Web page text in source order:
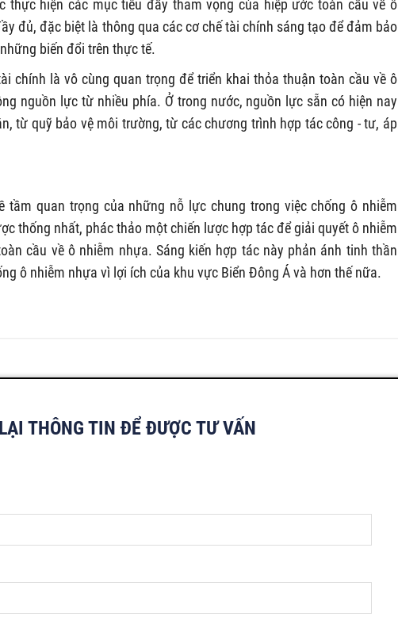
thực hiện các mục tiêu đầy tham vọng của hiệp ước toàn cầu về ô
đủ, đặc biệt là thông qua các cơ chế tài chính sáng tạo để đảm bảo
biến đổi trên thực tế.
chính là vô cùng quan trọng để triển khai thỏa thuận toàn cầu về ô
nguồn lực từ nhiều phía. Ở trong nước, nguồn lực sẵn có hiện nay
từ quỹ bảo vệ môi trường, từ các chương trình hợp tác công - tư, áp
quan trọng của những nỗ lực chung trong việc chống ô nhiễm
thống nhất, phác thảo một chiến lược hợp tác để giải quyết ô nhiễm
cầu về ô nhiễm nhựa. Sáng kiến hợp tác này phản ánh tinh thần
ô nhiễm nhựa vì lợi ích của khu vực Biển Đông Á và hơn thế nữa.
THÔNG TIN ĐỂ ĐƯỢC TƯ VẤN